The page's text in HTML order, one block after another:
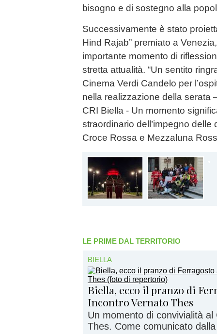
bisogno e di sostegno alla
Successivamente è stato
Hind Rajab” premiato a
importante momento di
stretta attualità. “Un sentito
Cinema Verdi Candelo per
nella realizzazione della serata
CRI Biella - Un momento
straordinario dell’impegno
Croce Rossa e Mezzaluna
LE PRIME DAL TERRITORIO
BIELLA
Biella, ecco il pranzo di
Incontro Vernato Thes
Un momento di convivialità
Thes. Come comunicato